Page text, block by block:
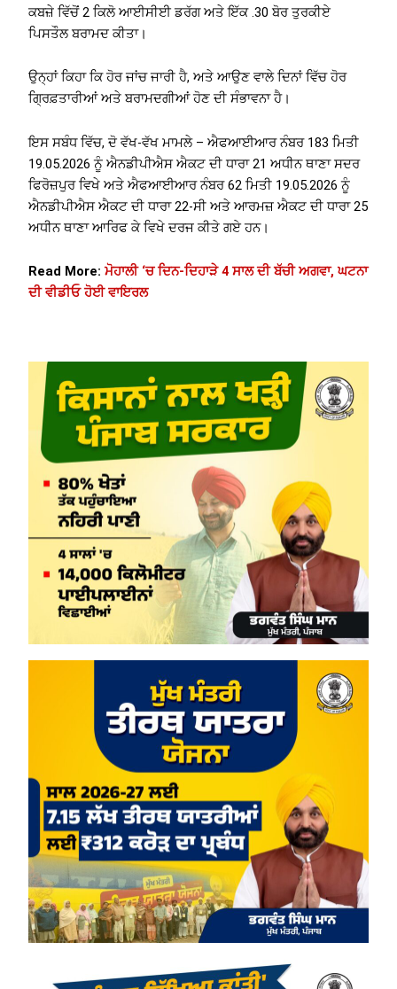
ਕਬਜ਼ੇ ਵਿੱਚੋਂ 2 ਕਿਲੋ ਆਈਸੀਈ ਡਰੱਗ ਅਤੇ ਇੱਕ .30 ਬੋਰ ਤੁਰਕੀਏ
ਪਿਸਤੌਲ ਬਰਾਮਦ ਕੀਤਾ।
ਉਨ੍ਹਾਂ ਕਿਹਾ ਕਿ ਹੋਰ ਜਾਂਚ ਜਾਰੀ ਹੈ, ਅਤੇ ਆਉਣ ਵਾਲੇ ਦਿਨਾਂ ਵਿੱਚ ਹੋਰ
ਗ੍ਰਿਫ਼ਤਾਰੀਆਂ ਅਤੇ ਬਰਾਮਦਗੀਆਂ ਹੋਣ ਦੀ ਸੰਭਾਵਨਾ ਹੈ।
ਇਸ ਸਬੰਧ ਵਿੱਚ, ਦੋ ਵੱਖ-ਵੱਖ ਮਾਮਲੇ – ਐਫਆਈਆਰ ਨੰਬਰ 183 ਮਿਤੀ
19.05.2026 ਨੂੰ ਐਨਡੀਪੀਐਸ ਐਕਟ ਦੀ ਧਾਰਾ 21 ਅਧੀਨ ਥਾਣਾ ਸਦਰ
ਫਿਰੋਜ਼ਪੁਰ ਵਿਖੇ ਅਤੇ ਐਫਆਈਆਰ ਨੰਬਰ 62 ਮਿਤੀ 19.05.2026 ਨੂੰ
ਐਨਡੀਪੀਐਸ ਐਕਟ ਦੀ ਧਾਰਾ 22-ਸੀ ਅਤੇ ਆਰਮਜ਼ ਐਕਟ ਦੀ ਧਾਰਾ 25
ਅਧੀਨ ਥਾਣਾ ਆਰਿਫ ਕੇ ਵਿਖੇ ਦਰਜ ਕੀਤੇ ਗਏ ਹਨ।
Read More:ਮੋਹਾਲੀ ‘ਚ ਦਿਨ-ਦਿਹਾੜੇ 4 ਸਾਲ ਦੀ ਬੱਚੀ ਅਗਵਾ, ਘਟਨਾ
ਦੀ ਵੀਡੀਓ ਹੋਈ ਵਾਇਰਲ